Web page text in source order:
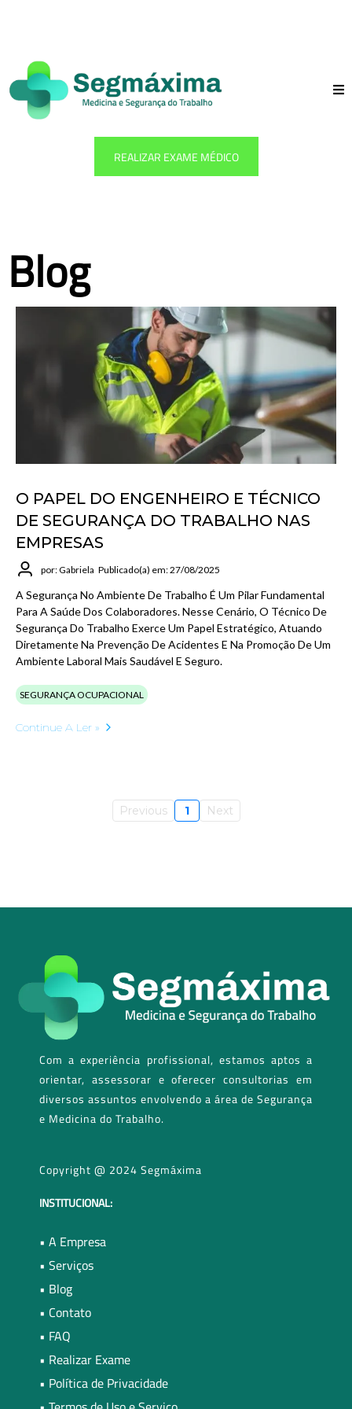
REALIZAR EXAME MÉDICO
Blog
O PAPEL DO ENGENHEIRO E TÉCNICO
DE SEGURANÇA DO TRABALHO NAS
EMPRESAS
por: Gabriela Publicado(a) em: 27/08/2025
A Segurança No Ambiente De Trabalho É Um Pilar Fundamental
Para A Saúde Dos Colaboradores. Nesse Cenário, O Técnico De
Segurança Do Trabalho Exerce Um Papel Estratégico, Atuando
Diretamente Na Prevenção De Acidentes E Na Promoção De Um
Ambiente Laboral Mais Saudável E Seguro.
SEGURANÇA OCUPACIONAL
Continue A Ler »
Previous 1 Next
Com a experiência profissional, estamos aptos a
orientar, assessorar e oferecer consultorias em
diversos assuntos envolvendo a área de Segurança
e Medicina do Trabalho.
Copyright @ 2024 Segmáxima
INSTITUCIONAL:
• A Empresa
• Serviços
• Blog
• Contato
• FAQ
• Realizar Exame
• Política de Privacidade